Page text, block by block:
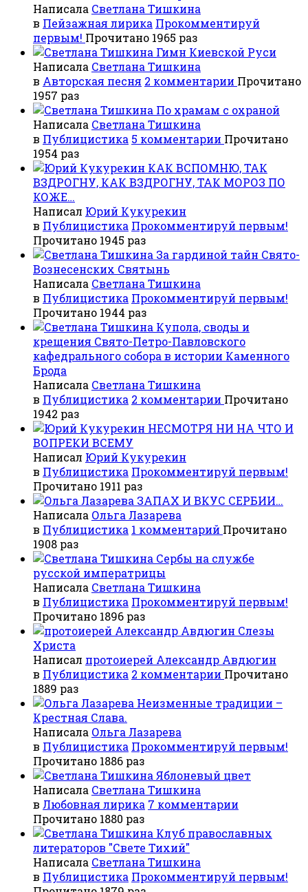
Написала Светлана Тишкина
в Пейзажная лирика Прокомментируй
первым! Прочитано 1965 раз
Гимн Киевской Руси
Написала Светлана Тишкина
в Авторская песня 2 комментарии Прочитано
1957 раз
По храмам с охраной
Написала Светлана Тишкина
в Публицистика 5 комментарии Прочитано
1954 раз
КАК ВСПОМНЮ, ТАК
ВЗДРОГНУ, КАК ВЗДРОГНУ, ТАК МОРОЗ ПО
КОЖЕ…
Написал Юрий Кукурекин
в Публицистика Прокомментируй первым!
Прочитано 1945 раз
За гардиной тайн Свято-
Вознесенских Святынь
Написала Светлана Тишкина
в Публицистика Прокомментируй первым!
Прочитано 1944 раз
Купола, своды и
крещения Свято-Петро-Павловского
кафедрального собора в истории Каменного
Брода
Написала Светлана Тишкина
в Публицистика 2 комментарии Прочитано
1942 раз
НЕСМОТРЯ НИ НА ЧТО И
ВОПРЕКИ ВСЕМУ
Написал Юрий Кукурекин
в Публицистика Прокомментируй первым!
Прочитано 1911 раз
ЗАПАХ И ВКУС СЕРБИИ…
Написала Ольга Лазарева
в Публицистика 1 комментарий Прочитано
1908 раз
Сербы на службе
русской императрицы
Написала Светлана Тишкина
в Публицистика Прокомментируй первым!
Прочитано 1896 раз
Слезы
Христа
Написал протоиерей Александр Авдюгин
в Публицистика 2 комментарии Прочитано
1889 раз
Неизменные традиции –
Крестная Слава.
Написала Ольга Лазарева
в Публицистика Прокомментируй первым!
Прочитано 1886 раз
Яблоневый цвет
Написала Светлана Тишкина
в Любовная лирика 7 комментарии
Прочитано 1880 раз
Клуб православных
литераторов "Свете Тихий"
Написала Светлана Тишкина
в Публицистика Прокомментируй первым!